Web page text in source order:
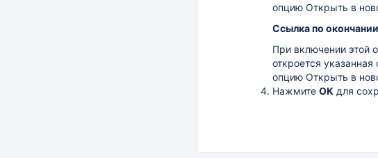
опцию Открыть в
Ссылка по
При включении этой
откроется
опцию Открыть в
Нажмите OK для